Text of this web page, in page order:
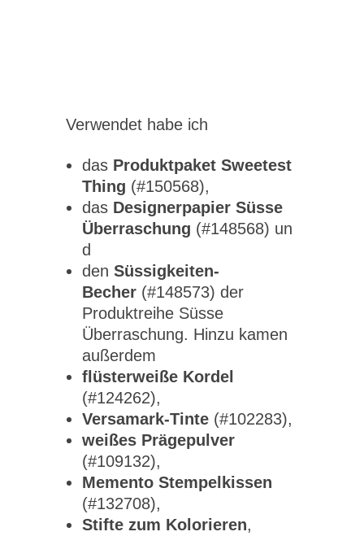
Verwendet habe ich
das Produktpaket Sweetest
Thing (#150568),
das Designerpapier Süsse
Überraschung (#148568) un
d
den Süssigkeiten-
Becher(#148573) der
Produktreihe Süsse
Überraschung. Hinzu kamen
außerdem
flüsterweiße Kordel
(#124262),
Versamark-Tinte(#102283),
weißes Prägepulver
(#109132),
Memento Stempelkissen
(#132708),
Stifte zum Kolorieren,